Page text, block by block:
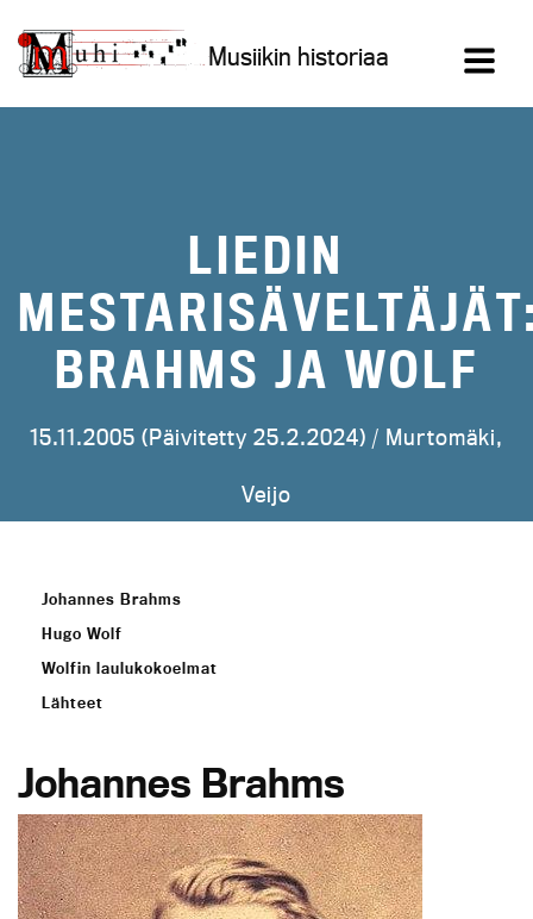
sisältöön
Musiikin historiaa
LIEDIN
BRAHMS JA WOLF
15.11.2005 (Päivitetty 25.2.2024) / Murtomäki,
Veijo
Johannes Brahms
Hugo Wolf
Wolfin laulukokoelmat
Lähteet
Johannes Brahms